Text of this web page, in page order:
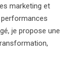
marketing et
je propose une